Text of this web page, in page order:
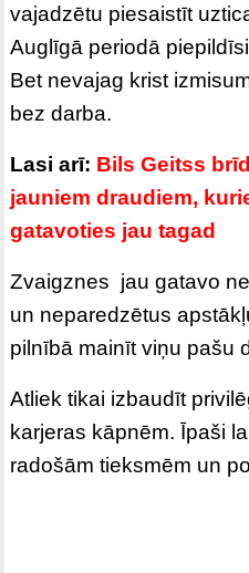
vajadzētu piesaistīt
Auglīgā periodā
Bet nevajag krist
bez darba.
Lasi arī: Bils Geitss
jauniem draudiem,
gatavoties jau tagad
Zvaigznes jau gatavo
un neparedzētus
pilnībā mainīt viņu pašu
Atliek tikai izbaudīt
karjeras kāpnēm. Īpaši
radošām tieksmēm un